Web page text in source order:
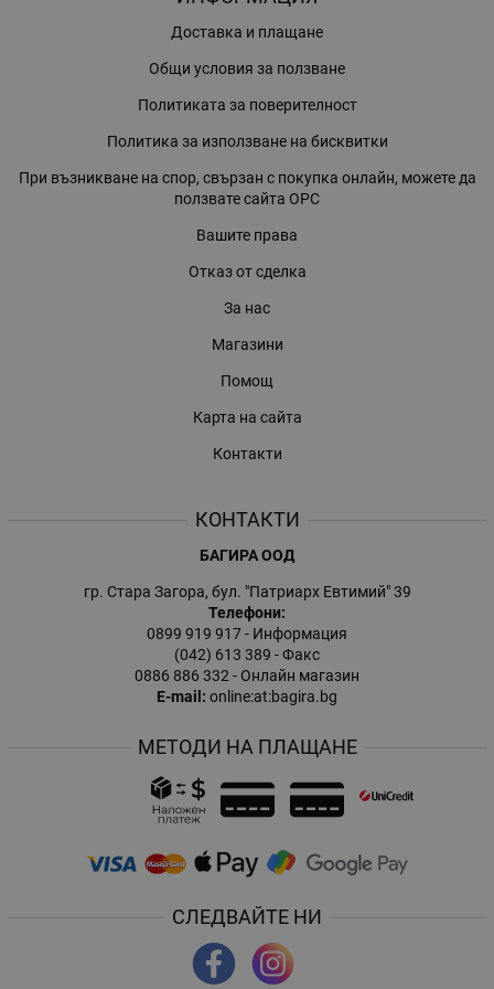
Доставка и плащане
Общи условия за ползване
Политиката за поверителност
Политика за използване на бисквитки
При възникване на спор, свързан с покупка онлайн, можете да
ползвате сайта ОРС
Вашите права
Отказ от сделка
За нас
Магазини
Помощ
Карта на сайта
Контакти
КОНТАКТИ
БАГИРА ООД
гр. Стара Загора, бул. "Патриарх Евтимий" 39
Телефони:
0899 919 917- Информация
(042) 613 389 - Факс
0886 886 332 - Онлайн магазин
E-mail: online:at:bagira.bg
МЕТОДИ НА ПЛАЩАНЕ
СЛЕДВАЙТЕ НИ